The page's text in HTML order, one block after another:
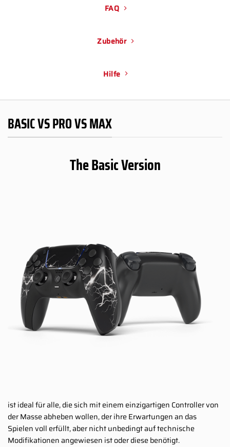
FAQ
Zubehör
Hilfe
BASIC VS PRO VS MAX
The Basic Version
ist ideal für alle, die sich mit einem einzigartigen Controller von
der Masse abheben wollen, der ihre Erwartungen an das
Spielen voll erfüllt, aber nicht unbedingt auf technische
Modifikationen angewiesen ist oder diese benötigt.